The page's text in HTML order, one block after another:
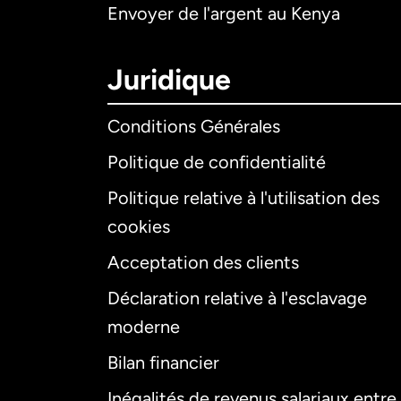
Envoyer de l'argent au Kenya
Juridique
Conditions Générales
Politique de confidentialité
Politique relative à l'utilisation des
cookies
Acceptation des clients
Déclaration relative à l'esclavage
moderne
Bilan financier